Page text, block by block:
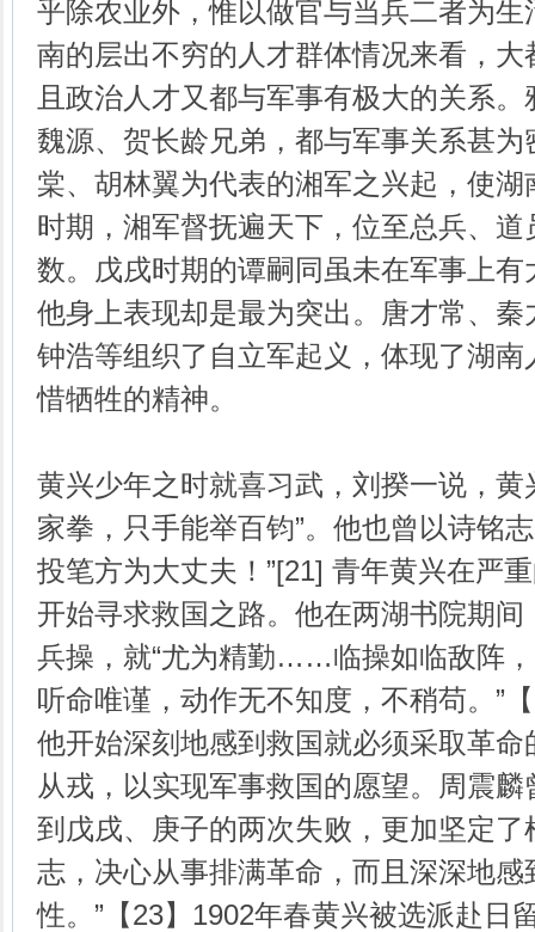
乎除农业外，惟以做官与当兵二者为生
南的层出不穷的人才群体情况来看，
且政治人才又都与军事有极大的关系
魏源、贺长龄兄弟，都与军事关系甚
棠、胡林翼为代表的湘军之兴起，使
时期，湘军督抚遍天下，位至总兵、
数。戊戌时期的谭嗣同虽未在军事上
他身上表现却是最为突出。唐才常、
钟浩等组织了自立军起义，体现了湖
惜牺牲的精神。
黄兴少年之时就喜习武，刘揆一说，黄
家拳，只手能举百钧”。他也曾以诗铭
投笔方为大丈夫！”[21] 青年黄兴在严
开始寻求救国之路。他在两湖书院期
兵操，就“尤为精勤……临操如临敌阵
听命唯谨，动作无不知度，不稍苟。”
他开始深刻地感到救国就必须采取革
从戎，以实现军事救国的愿望。周震麟
到戊戌、庚子的两次失败，更加坚定
志，决心从事排满革命，而且深深地
性。”【23】1902年春黄兴被选派赴日